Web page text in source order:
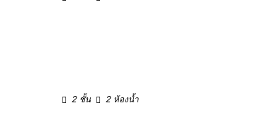
2 ชั้น
2 ห้องน้ำ